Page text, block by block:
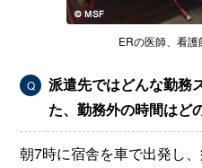
ERの医師、看
Q
派遣先ではどんな勤務
た、勤務外の時間はど
朝7時に宿舎を車で出発し